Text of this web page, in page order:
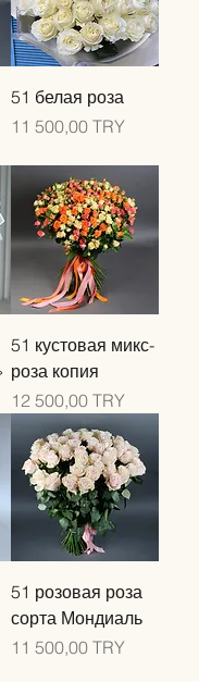
51 белая роза
Цена
11 500,00 TRY
51 кустовая микс-
роза копия
Цена
12 500,00 TRY
51 розовая роза
сорта Мондиаль
Цена
11 500,00 TRY